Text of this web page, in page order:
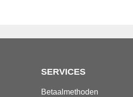
SERVICES
Betaalmethoden